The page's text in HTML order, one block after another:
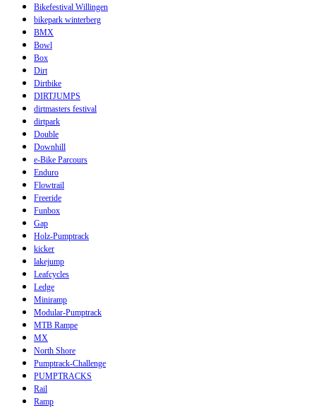
Bikefestival Willingen
bikepark winterberg
BMX
Bowl
Box
Dirt
Dirtbike
DIRTJUMPS
dirtmasters festival
dirtpark
Double
Downhill
e-Bike Parcours
Enduro
Flowtrail
Freeride
Funbox
Gap
Holz-Pumptrack
kicker
lakejump
Leafcycles
Ledge
Miniramp
Modular-Pumptrack
MTB Rampe
MX
North Shore
Pumptrack-Challenge
PUMPTRACKS
Rail
Ramp